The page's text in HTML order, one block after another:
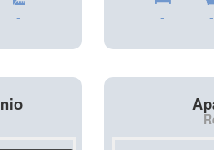
- - -